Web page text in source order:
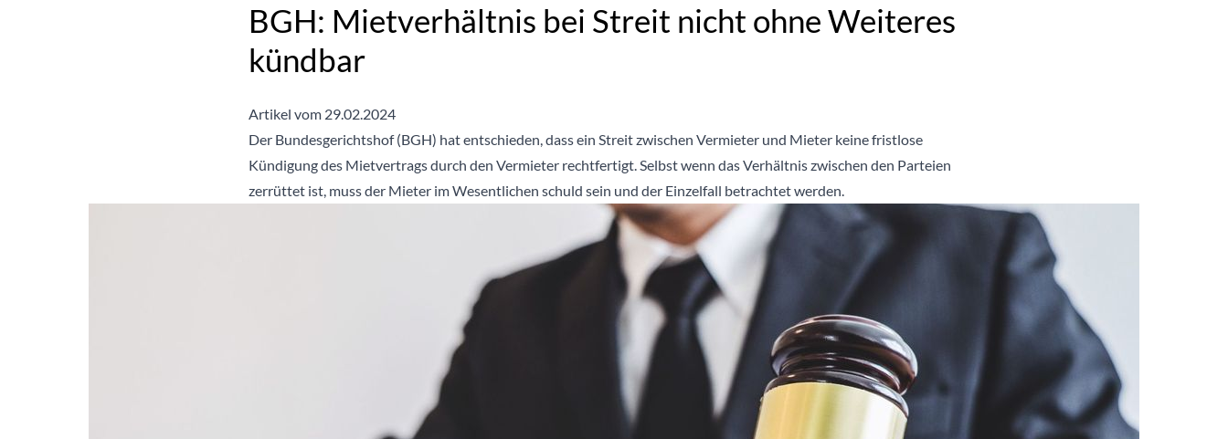
BGH: Mietverhältnis bei Streit nicht ohne Weiteres
kündbar
Artikel vom 29.02.2024
Der Bundesgerichtshof (BGH) hat entschieden, dass ein Streit zwischen Vermieter und Mieter keine fristlose
Kündigung des Mietvertrags durch den Vermieter rechtfertigt. Selbst wenn das Verhältnis zwischen den Parteien
zerrüttet ist, muss der Mieter im Wesentlichen schuld sein und der Einzelfall betrachtet werden.